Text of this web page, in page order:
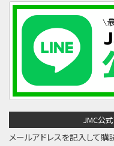
JMC公
メールアドレスを記入して購